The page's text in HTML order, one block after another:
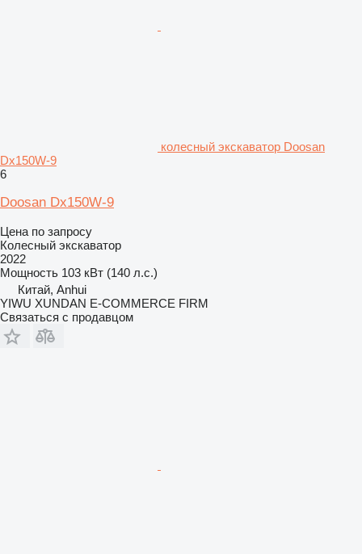
колесный экскаватор Doosan
Dx150W-9
6
Doosan Dx150W-9
Цена по запросу
Колесный экскаватор
2022
Мощность 103 кВт (140 л.с.)
Китай, Anhui
YIWU XUNDAN E-COMMERCE FIRM
Связаться с продавцом